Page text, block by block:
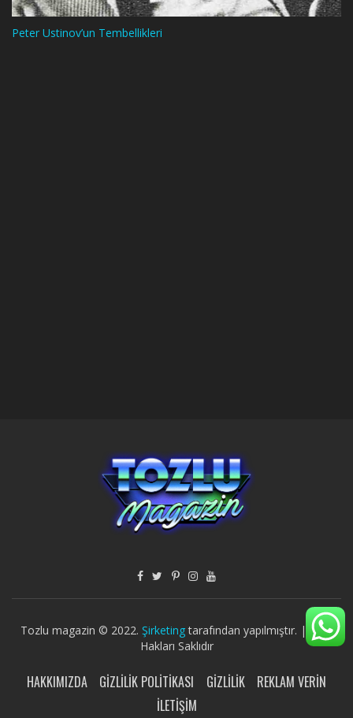
Peter Ustinov’un Tembellikleri
Tozlu magazin © 2022. Şirketingtarafından yapılmıştır. | Tüm
Hakları Saklıdır
HAKKIMIZDA GIZLILIK POLITIKASI GIZLILIK
REKLAM VERIN
İLETIŞIM